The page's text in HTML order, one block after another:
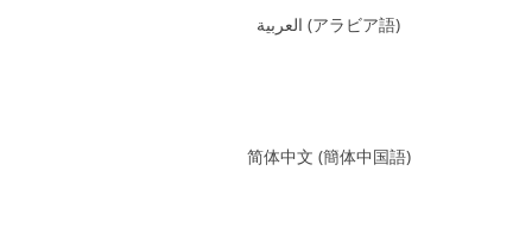
العربية (アラビア語)
简体中文 (簡体中国語)